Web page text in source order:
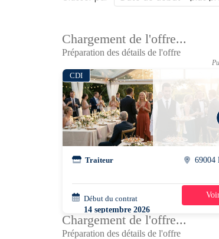
Chargement de l'offre...
Préparation des détails de l'offre
CDI
Traiteur 69004
Début du contrat
14 septembre 2026
35h/
Chargement de l'offre...
Préparation des détails de l'offre